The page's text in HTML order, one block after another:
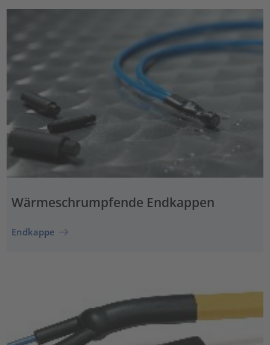
Wärmeschrumpfende Endkappen
Endkappe